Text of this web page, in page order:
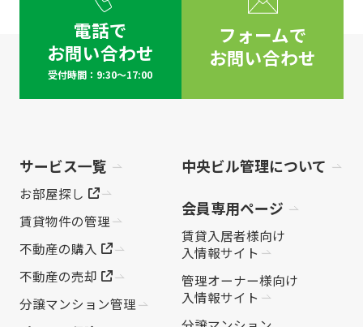
電話で
お問い合わせ
受付時間：9:30～17:00
フォームで
お問い合わせ
サービス一覧
お部屋探し
賃貸物件の管理
不動産の購入
不動産の売却
分譲マンション管理
中央ビル管理について
会員専用ページ
賃貸入居者様向け
入情報サイト
管理オーナー様向け
入情報サイト